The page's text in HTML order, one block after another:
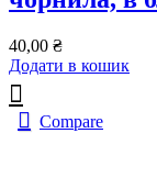
40,00 ₴
Додати в кошик
Compare